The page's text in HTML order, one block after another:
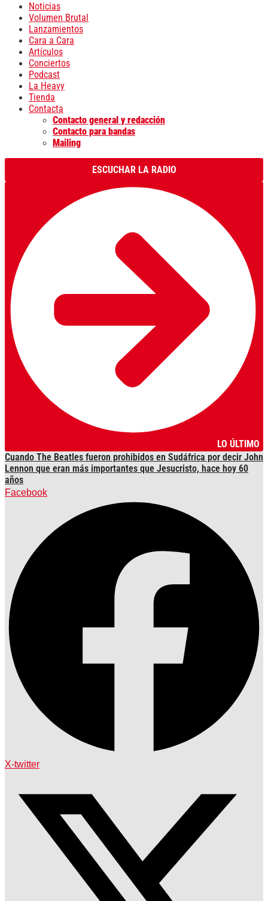
Noticias
Volumen Brutal
Lanzamientos
Cara a Cara
Artículos
Conciertos
Podcast
La Heavy
Tienda
Contacta
Contacto general y redacción
Contacto para bandas
Mailing
ESCUCHAR LA RADIO
LO ÚLTIMO
Cuando The Beatles fueron prohibidos en Sudáfrica por decir John
Lennon que eran más importantes que Jesucristo, hace hoy 60
años
Facebook
X-twitter